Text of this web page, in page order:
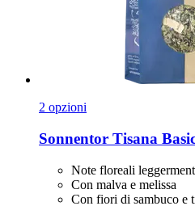
2 opzioni
Sonnentor Tisana
Note floreali
Con malva e melissa
Con fiori di sambuco e